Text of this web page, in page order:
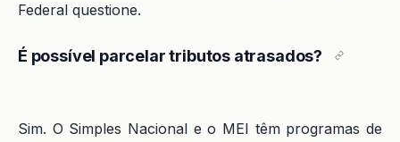
Federal questione.
É possível parcelar tributos atrasados?
Sim. O Simples Nacional e o MEI têm programas de